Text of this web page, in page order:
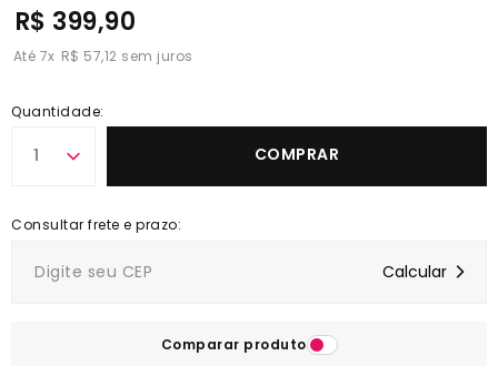
R$ 399,90
7x R$ 57,12
Quantidade:
1 COMPRAR
Comparar produto